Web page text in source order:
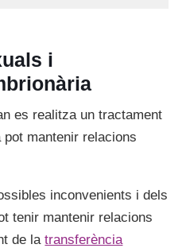
i
es realitza un tractament
mantenir relacions
inconvenients i dels
tenir mantenir relacions
de latransferència